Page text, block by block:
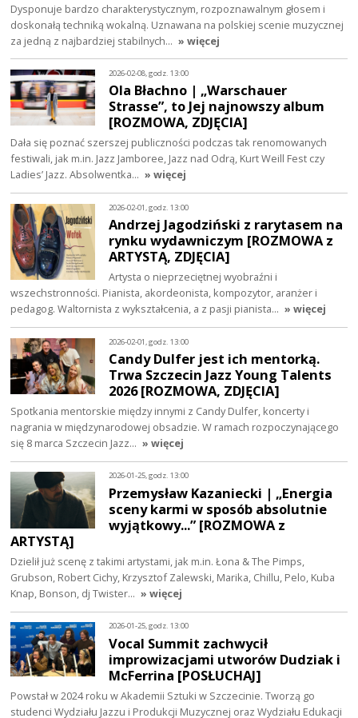
Dysponuje bardzo charakterystycznym, rozpoznawalnym głosem i
doskonałą techniką wokalną. Uznawana na polskiej scenie muzycznej
za jedną z najbardziej stabilnych… » więcej
2026-02-08, godz. 13:00
Ola Błachno | „Warschauer
Strasse”, to Jej najnowszy album
[ROZMOWA, ZDJĘCIA]
Dała się poznać szerszej publiczności podczas tak renomowanych
festiwali, jak m.in. Jazz Jamboree, Jazz nad Odrą, Kurt Weill Fest czy
Ladies’ Jazz. Absolwentka… » więcej
2026-02-01, godz. 13:00
Andrzej Jagodziński z rarytasem na
rynku wydawniczym [ROZMOWA z
ARTYSTĄ, ZDJĘCIA]
Artysta o nieprzeciętnej wyobraźni i
wszechstronności. Pianista, akordeonista, kompozytor, aranżer i
pedagog. Waltornista z wykształcenia, a z pasji pianista… » więcej
2026-02-01, godz. 13:00
Candy Dulfer jest ich mentorką.
Trwa Szczecin Jazz Young Talents
2026 [ROZMOWA, ZDJĘCIA]
Spotkania mentorskie między innymi z Candy Dulfer, koncerty i
nagrania w międzynarodowej obsadzie. W ramach rozpoczynającego
się 8 marca Szczecin Jazz… » więcej
2026-01-25, godz. 13:00
Przemysław Kazaniecki | „Energia
sceny karmi w sposób absolutnie
wyjątkowy...” [ROZMOWA z
ARTYSTĄ]
Dzielił już scenę z takimi artystami, jak m.in. Łona & The Pimps,
Grubson, Robert Cichy, Krzysztof Zalewski, Marika, Chillu, Pelo, Kuba
Knap, Bonson, dj Twister… » więcej
2026-01-25, godz. 13:00
Vocal Summit zachwycił
improwizacjami utworów Dudziak i
McFerrina [POSŁUCHAJ]
Powstał w 2024 roku w Akademii Sztuki w Szczecinie. Tworzą go
studenci Wydziału Jazzu i Produkcji Muzycznej oraz Wydziału Edukacji